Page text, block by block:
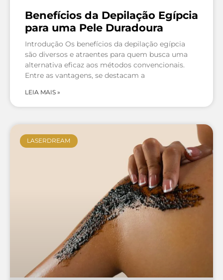
Benefícios da Depilação Egípcia
para uma Pele Duradoura
Introdução Os benefícios da depilação egípcia
são diversos e atraentes para quem busca uma
alternativa eficaz aos métodos convencionais.
Entre as vantagens, se destacam a
LEIA MAIS »
LASERDREAM